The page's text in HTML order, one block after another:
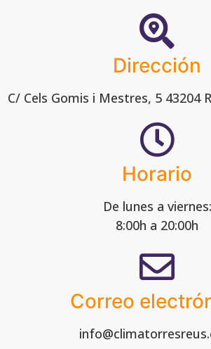
Dirección
C/ Cels Gomis i Mestres, 5 43204
Horario
De lunes a viernes:
8:00h a 20:00h
Correo